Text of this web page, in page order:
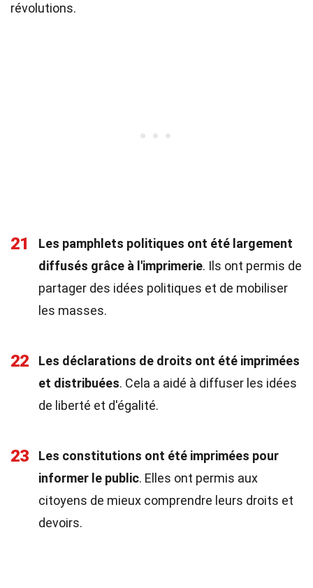
révolutions.
21
Les pamphlets politiques ont été largement
diffusés grâce à l'imprimerie. Ils ont permis de
partager des idées politiques et de mobiliser
les masses.
22
Les déclarations de droits ont été imprimées
et distribuées. Cela a aidé à diffuser les idées
de liberté et d'égalité.
23
Les constitutions ont été imprimées pour
informer le public. Elles ont permis aux
citoyens de mieux comprendre leurs droits et
devoirs.